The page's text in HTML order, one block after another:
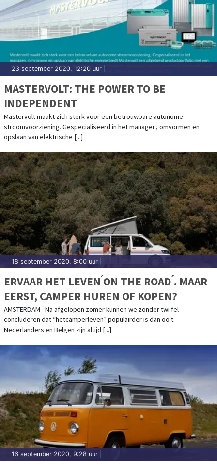
23 september 2020, 12:20 uur
MASTERVOLT: THE POWER TO BE
INDEPENDENT
Mastervolt maakt zich sterk voor een betrouwbare autonome
stroomvoorziening. Gespecialiseerd in het managen, omvormen en
opslaan van elektrische [...]
18 september 2020, 8:00 uur
ERVAAR HET LEVEN ́ON THE ROAD ́. MAAR
EERST, CAMPER HUREN OF KOPEN?
AMSTERDAM - Na afgelopen zomer kunnen we zonder twijfel
concluderen dat “hetcamperleven” populairder is dan ooit.
Nederlanders en Belgen zijn altijd [...]
16 september 2020, 9:28 uur